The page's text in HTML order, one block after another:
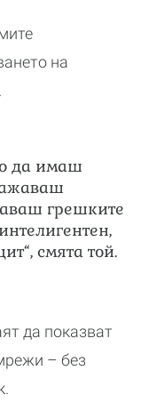
на
да имаш
грешките
смята той.
да показват
– без